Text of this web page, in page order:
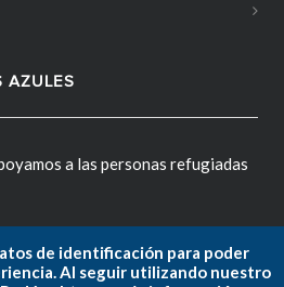
AZULES
a las personas refugiadas
de identificación para poder
Al seguir utilizando nuestro